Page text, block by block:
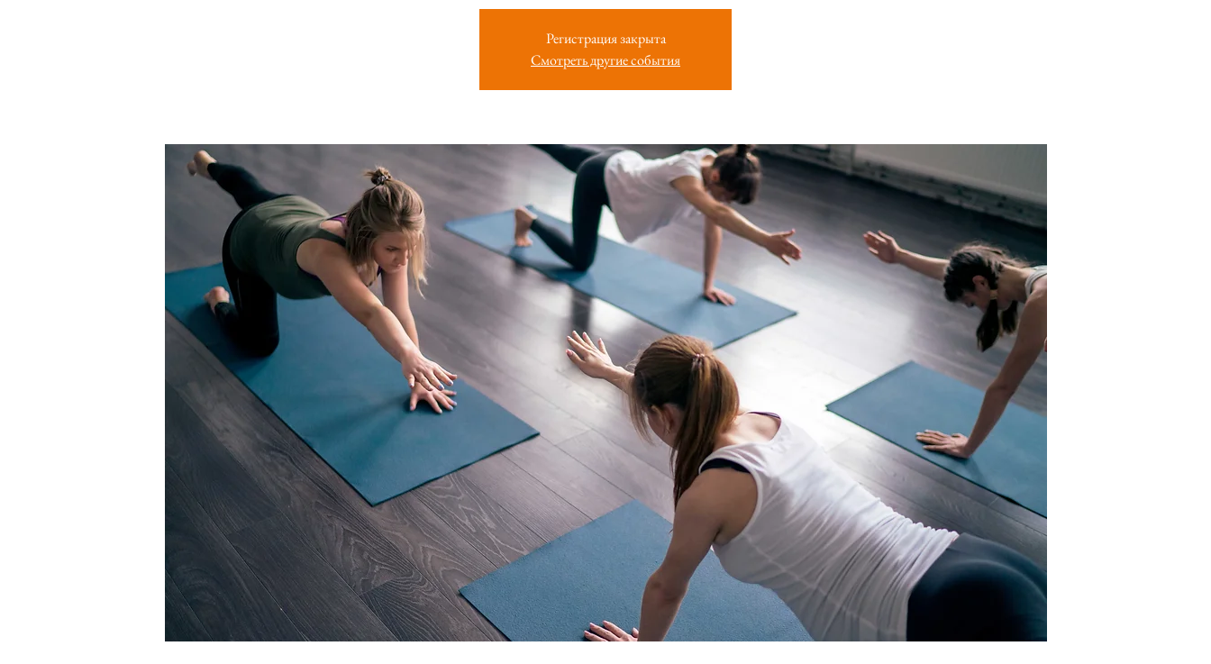
Регистрация закрыта
Смотреть другие события